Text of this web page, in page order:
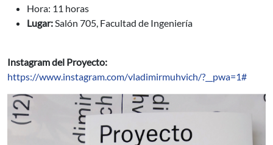
Hora: 11 horas
Lugar:Salón 705, Facultad de Ingeniería
Instagram del Proyecto:
https://www.instagram.com/vladimirmuhvich/?__pwa=1#